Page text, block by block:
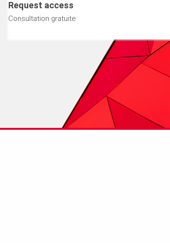
Request access
Consultation gratuite